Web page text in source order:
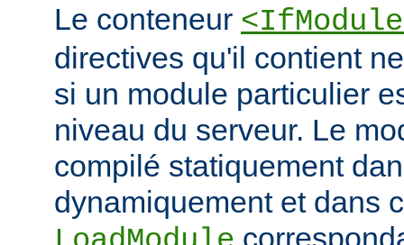
Le conteneur
directives qu'il contient
si un module particulier
niveau du serveur. Le
compilé statiquement
dynamiquement et dans